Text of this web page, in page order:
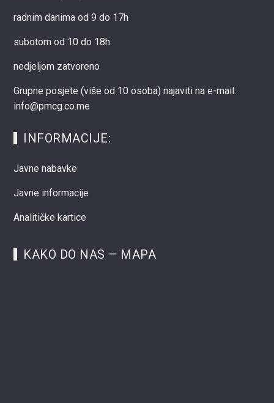
radnim danima od 9 do 17h
subotom od 10 do 18h
nedjeljom zatvoreno
Grupne posjete (više od 10 osoba) najaviti na e-mail:
info@pmcg.co.me
INFORMACIJE:
Javne nabavke
Javne informacije
Analitičke kartice
KAKO DO NAS – MAPA